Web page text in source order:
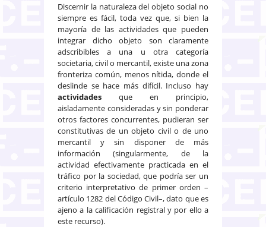
Discernir la naturaleza del objeto social no
siempre es fácil, toda vez que, si bien la
mayoría de las actividades que pueden
integrar dicho objeto son claramente
adscribibles a una u otra categoría
societaria, civil o mercantil, existe una zona
fronteriza común, menos nítida, donde el
deslinde se hace más difícil. Incluso hay
actividades que en principio,
aisladamente consideradas y sin ponderar
otros factores concurrentes, pudieran ser
constitutivas de un objeto civil o de uno
mercantil y sin disponer de más
información (singularmente, de la
actividad efectivamente practicada en el
tráfico por la sociedad, que podría ser un
criterio interpretativo de primer orden –
artículo 1282 del Código Civil–, dato que es
ajeno a la calificación registral y por ello a
este recurso).